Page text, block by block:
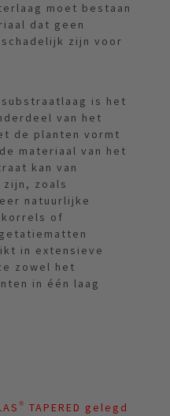
moet bestaan
dat geen
zijn voor
substraatlaag is het
van het
de planten vormt
materiaal van het
kan van
zoals
natuurlijke
korrels of
in extensieve
zowel het
in één laag
TAPERED gelegd